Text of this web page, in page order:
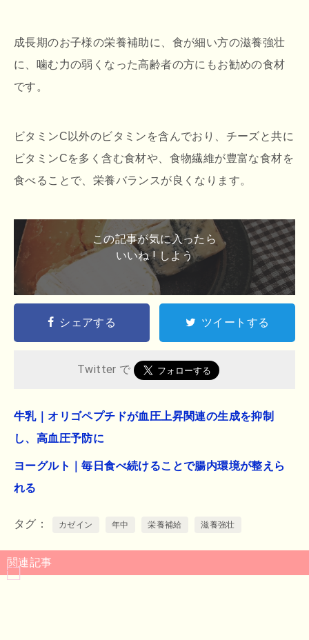
成長期のお子様の栄養補助に、食が細い方の滋養強壮
に、噛む力の弱くなった高齢者の方にもお勧めの食材
です。
ビタミンC以外のビタミンを含んでおり、チーズと共に
ビタミンCを多く含む食材や、食物繊維が豊富な食材を
食べることで、栄養バランスが良くなります。
この記事が気に入ったら
いいね ! しよう
シェアする ツイートする
Twitter で
牛乳｜オリゴペプチドが血圧上昇関連の生成を抑制
し、高血圧予防に
ヨーグルト｜毎日食べ続けることで腸内環境が整えら
れる
タグ カゼイン 年中 栄養補給 滋養強壮
関連記事